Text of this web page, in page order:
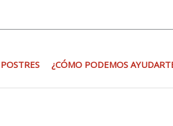
POSTRES ¿CÓMO PODEMOS